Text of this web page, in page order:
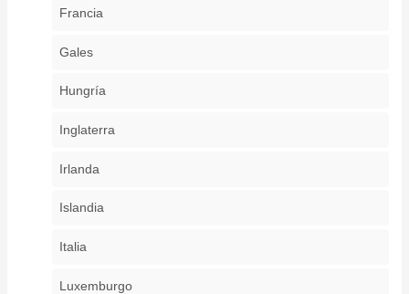
Francia
Gales
Hungría
Inglaterra
Irlanda
Islandia
Italia
Luxemburgo